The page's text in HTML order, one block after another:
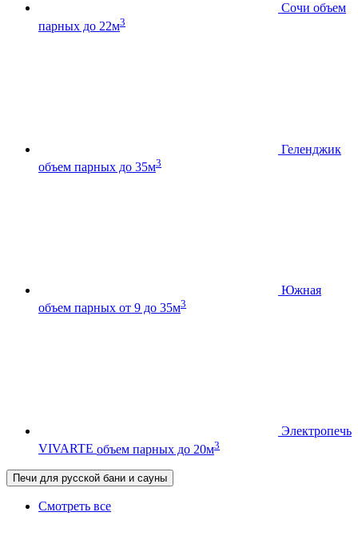
Сочи объем
парных до 22м3
Геленджик
объем парных до 35м3
Южная
объем парных от 9 до 35м3
Электропечь
VIVARTE объем парных до 20м3
Печи для русской бани и сауны
Смотреть все